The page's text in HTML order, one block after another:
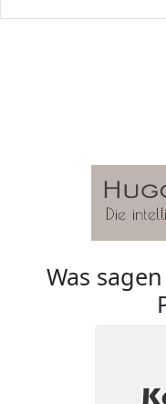
Was